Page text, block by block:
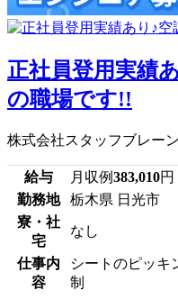
正社員登用実績
の職場です!!
株式会社スタッフブレーン
給与 月収例383,010円
勤務地
栃木県 日光市
寮・社
宅
なし
仕事内
容
シートのピッキ
制